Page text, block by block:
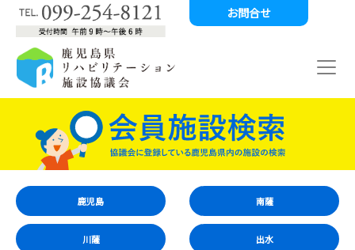
お問合せ
鹿児島 南薩
川薩 出水